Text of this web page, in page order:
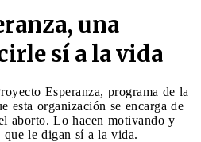
una
sí a la vida
Esperanza, programa de la
esta organización se encarga de
aborto. Lo hacen motivando y
que le digan sí a la vida.